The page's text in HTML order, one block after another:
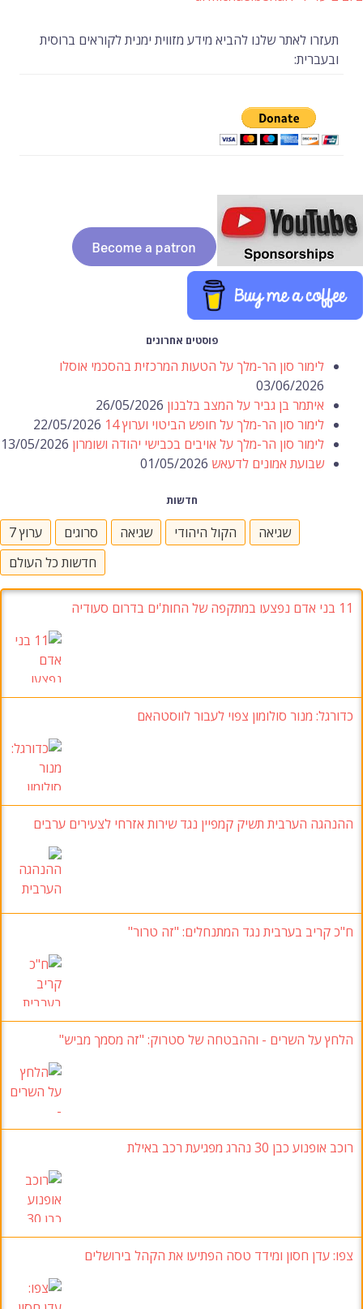
תעזרו לאתר שלנו להביא מידע מזווית ימנית לקוראים ברוסית
ובעברית:
פוסטים אחרונים
לימור סון הר-מלך על הטעות המרכזית בהסכמי אוסלו
03/06/2026
איתמר בן גביר על המצב בלבנון 26/05/2026
לימור סון הר-מלך על חופש הביטוי וערוץ 14
22/05/2026
לימור סון הר-מלך על אויבים בכבישי יהודה ושומרון 13/05/2026
שבועת אמונים לדעאש 01/05/2026
חדשות
ערוץ 7 סרוגים שגיאה הקול היהודי
שגיאה
חדשות כל העולם
11 בני אדם נפצעו במתקפה של החות'ים בדרום סעודיה
כדורגל: מנור סולומון צפוי לעבור לווסטהאם
ההנהגה הערבית תשיק קמפיין נגד שירות אזרחי לצעירים ערבים
ח"כ קריב בערבית נגד המתנחלים: "זה טרור"
הלחץ על השרים - וההבטחה של סטרוק: "זה מסמך מביש"
רוכב אופנוע כבן 30 נהרג מפגיעת רכב באילת
צפו: עדן חסון ומידד טסה הפתיעו את הקהל בירושלים